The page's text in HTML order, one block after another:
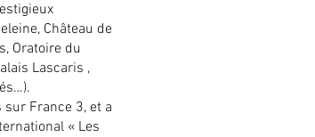
Château de
Oratoire du
Lascaris ,
France 3, et a
« Les